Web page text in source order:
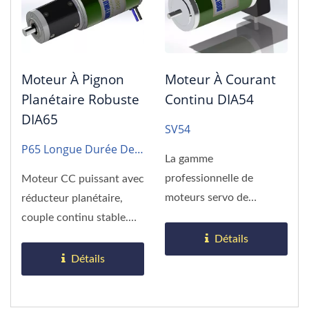
Moteur À Pignon
Planétaire Robuste
DIA65
P65 Longue Durée De
Moteur CC puissant avec
réducteur planétaire,
couple continu stable.
Détails
Moteur À Courant
Continu DIA54
SV54
La gamme
professionnelle de
moteurs servo de
meilleur choix pour
l'équipement...
Détails